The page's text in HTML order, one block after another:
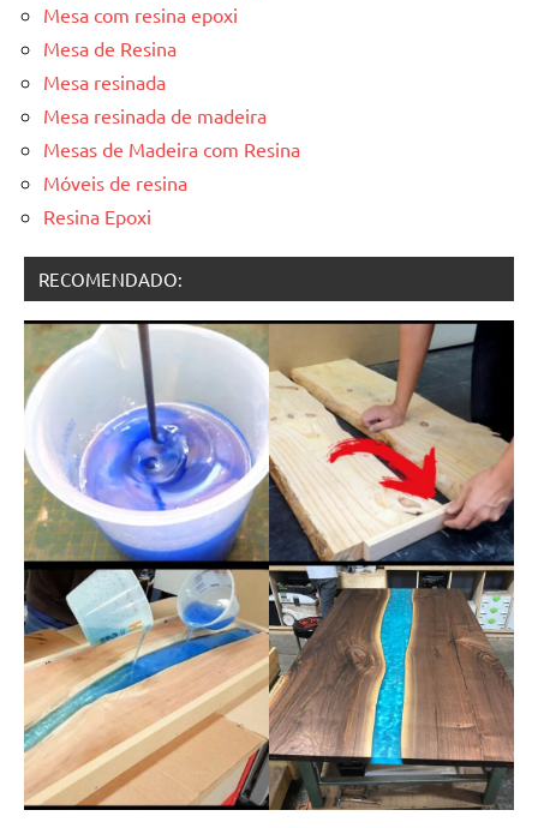
Mesa com resina epoxi
Mesa de Resina
Mesa resinada
Mesa resinada de madeira
Mesas de Madeira com Resina
Móveis de resina
Resina Epoxi
RECOMENDADO: